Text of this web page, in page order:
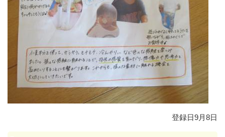
登録日9月8日